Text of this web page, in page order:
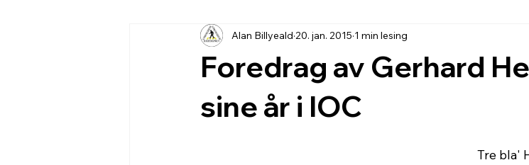
Foredrag av Gerhard
sine år i IOC
Alan Billyeald 20. jan. 2015 1 min lesing
Tre bla'